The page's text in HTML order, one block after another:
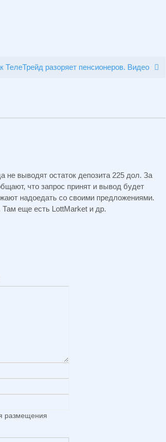
ТелеТрейд разоряет пенсионеров. Видео
выводят остаток депозита 225 дол. За
что запрос принят и вывод будет
надоедать со своими предложениями.
еще есть LottMarket и др.
размещения